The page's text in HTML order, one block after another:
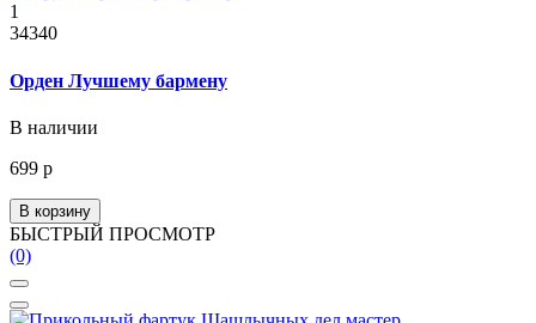
1
34340
Орден Лучшему бармену
В наличии
699 р
В корзину
БЫСТРЫЙ ПРОСМОТР
(0)